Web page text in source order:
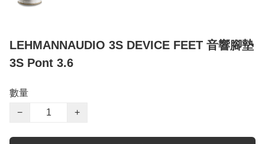
LEHMANNAUDIO 3S DEVICE FEET 音響腳墊
3S Pont 3.6
數量
−
+